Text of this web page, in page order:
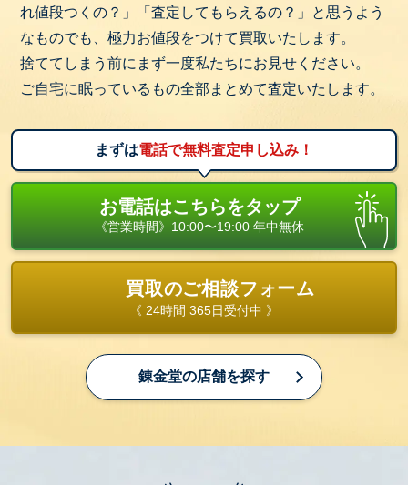
れ値段つくの？」「査定してもらえるの？」と思うよう
なものでも、極力お値段をつけて買取いたします。
捨ててしまう前にまず一度私たちにお見せください。
ご自宅に眠っているもの全部まとめて査定いたします。
まずは電話で無料査定申し込み！
お電話はこちらをタップ
《営業時間》10:00〜19:00 年中無休
買取のご相談フォーム
《 24時間 365日受付中 》
錬金堂の店舗を探す